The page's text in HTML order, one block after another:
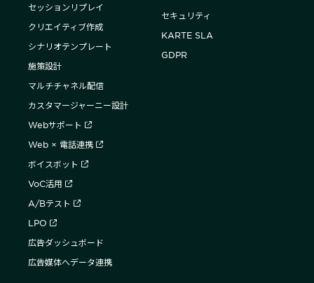
セッションリプレイ
クリエイティブ作成
シナリオテンプレート
施策設計
マルチチャネル配信
カスタマージャーニー設計
Webサポート
Web × 電話連携
ボイスボット
VoC活用
A/Bテスト
LPO
広告ダッシュボード
広告媒体へデータ連携
セキュリティ
KARTE SLA
GDPR